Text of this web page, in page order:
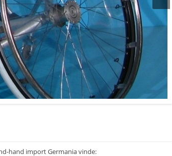
Next
hand import Germania vinde: